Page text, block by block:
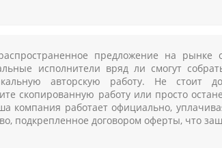
предложение на рынке
исполнители вряд ли смогут
авторскую работу. Не стоит
скопированную работу или просто
компания работает официально,
подкрепленное договором оферты, что